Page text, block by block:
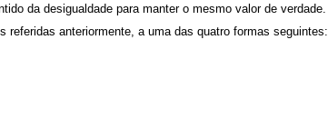
da desigualdade para manter o mesmo valor de verdade.
referidas anteriormente, a uma das quatro formas seguintes: